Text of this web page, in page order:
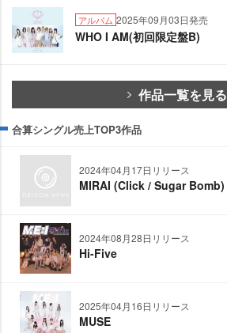
アルバム 2025年09月03日発売
WHO I AM(初回限定盤B)
作品一覧を見る
合算シングル売上TOP3作品
2024年04月17日リリース
MIRAI (Click / Sugar Bomb)
2024年08月28日リリース
Hi-Five
2025年04月16日リリース
MUSE